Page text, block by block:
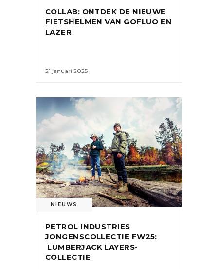
COLLAB: ONTDEK DE NIEUWE
FIETSHELMEN VAN GOFLUO EN
LAZER
21 januari 2025
NIEUWS
PETROL INDUSTRIES
JONGENSCOLLECTIE FW25:
LUMBERJACK LAYERS-
COLLECTIE